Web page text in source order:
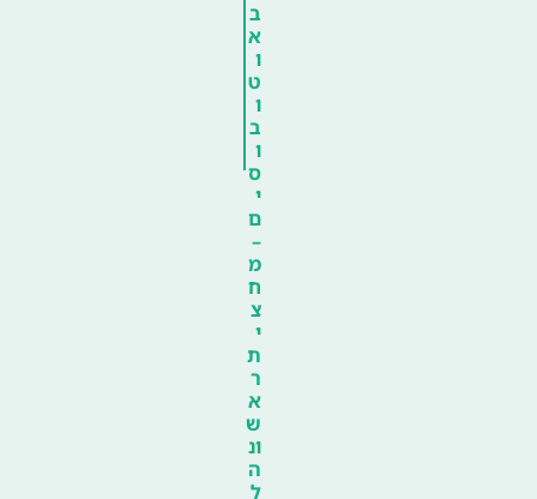
ב
א
ו
ט
ו
ב
ו
ס
י
ם
–
מ
ח
צ
י
ת
ר
א
ש
ונ
ה
ל